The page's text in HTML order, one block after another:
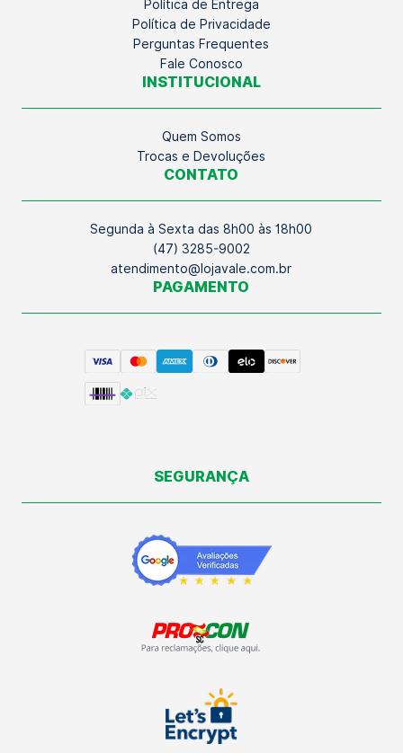
Política de Entrega
Política de Privacidade
Perguntas Frequentes
Fale Conosco
INSTITUCIONAL
Quem Somos
Trocas e Devoluções
CONTATO
Segunda à Sexta das 8h00 às 18h00
(47) 3285-9002
atendimento@lojavale.com.br
PAGAMENTO
SEGURANÇA